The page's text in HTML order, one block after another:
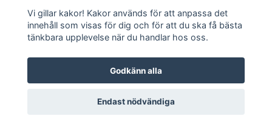
Sociala medier
© 2026 Gustavas Magasin
Vi gillar kakor! Kakor används för att anpassa det
innehåll som visas för dig och för att du ska få bästa
tänkbara upplevelse när du handlar hos oss.
Godkänn alla
Endast nödvändiga